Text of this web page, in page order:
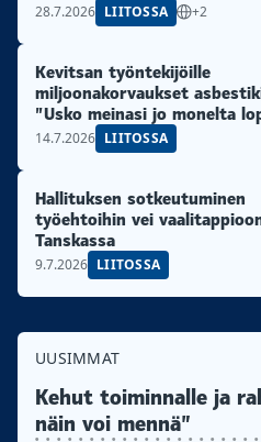
28.7.2026 LIITOSSA +2
Kevitsan työntekijöille
miljoonakorvaukset
”Usko meinasi jo monelta
14.7.2026 LIITOSSA
Hallituksen sotkeutuminen
työehtoihin vei
Tanskassa
9.7.2026 LIITOSSA
UUSIMMAT
Kehut toiminnalle ja
näin voi mennä”